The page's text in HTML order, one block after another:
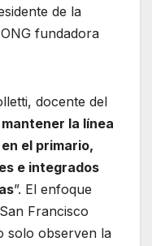
de la
fundadora
docente del
la línea
el primario,
e integrados
”. El enfoque
Francisco
solo observen la